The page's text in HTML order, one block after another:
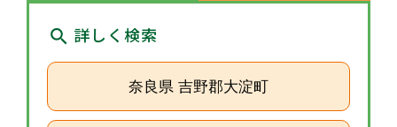
詳しく検索
奈良県 吉野郡大淀町